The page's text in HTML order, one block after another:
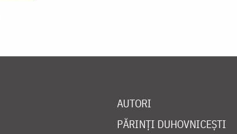
AUTORI
PĂRINȚI DUHOVNICEȘTI